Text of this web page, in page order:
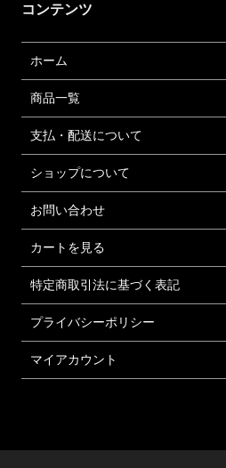
コンテンツ
ホーム
商品一覧
支払・配送について
ショップについて
お問い合わせ
カートを見る
特定商取引法に基づく表記
プライバシーポリシー
マイアカウント